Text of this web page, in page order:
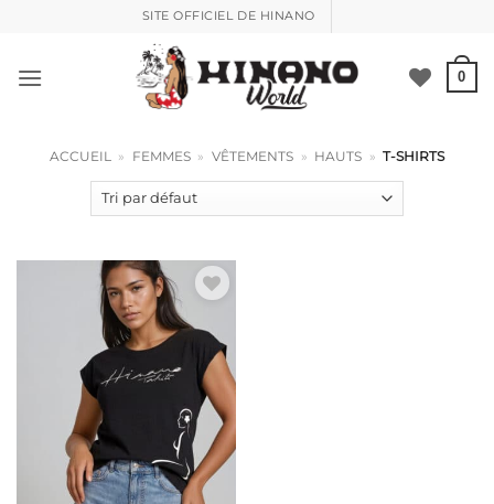
contenu
SITE OFFICIEL DE HINANO
0
ACCUEIL » FEMMES » VÊTEMENTS » HAUTS » T-SHIRTS
Ajouter à la liste de souhaits